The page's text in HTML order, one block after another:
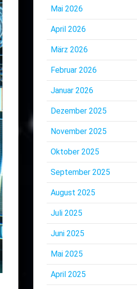
Mai 2026
April 2026
März 2026
Februar 2026
Januar 2026
Dezember 2025
November 2025
Oktober 2025
September 2025
August 2025
Juli 2025
Juni 2025
Mai 2025
April 2025